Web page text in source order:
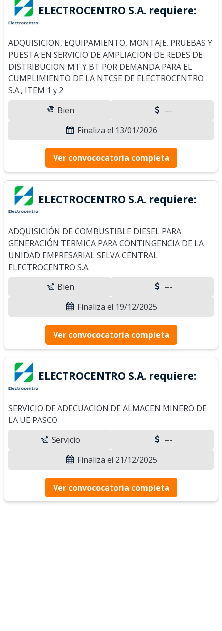
ELECTROCENTRO S.A. requiere:
ADQUISICION, EQUIPAMIENTO, MONTAJE, PRUEBAS Y
PUESTA EN SERVICIO DE AMPLIACION DE REDES DE
DISTRIBUCION MT Y BT POR DEMANDA PARA EL
CUMPLIMIENTO DE LA NTCSE DE ELECTROCENTRO
S.A., ITEM 1 y 2
Bien
---
Finaliza el 13/01/2026
Ver convococatoria completa
ELECTROCENTRO S.A. requiere:
ADQUISICIÓN DE COMBUSTIBLE DIESEL PARA
GENERACIÓN TERMICA PARA CONTINGENCIA DE LA
UNIDAD EMPRESARIAL SELVA CENTRAL
ELECTROCENTRO S.A.
Bien
---
Finaliza el 19/12/2025
Ver convococatoria completa
ELECTROCENTRO S.A. requiere:
SERVICIO DE ADECUACION DE ALMACEN MINERO DE
LA UE PASCO
Servicio
---
Finaliza el 21/12/2025
Ver convococatoria completa